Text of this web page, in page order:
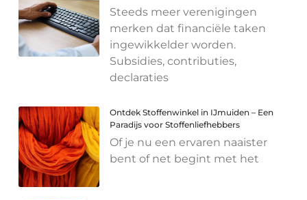
Steeds meer verenigingen
merken dat financiële taken
ingewikkelder worden.
Subsidies, contributies,
declaraties
Ontdek Stoffenwinkel in IJmuiden – Een
Paradijs voor Stoffenliefhebbers
Of je nu een ervaren naaister
bent of net begint met het